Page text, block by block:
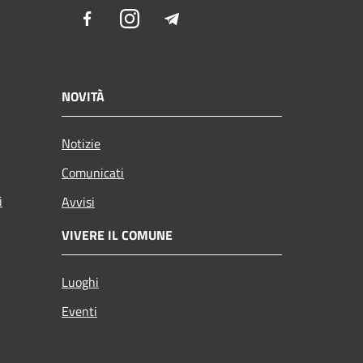
FacebookInstagram
NOVITÀ
Notizie
Comunicati
Avvisi
VIVERE IL COMUNE
Luoghi
Eventi